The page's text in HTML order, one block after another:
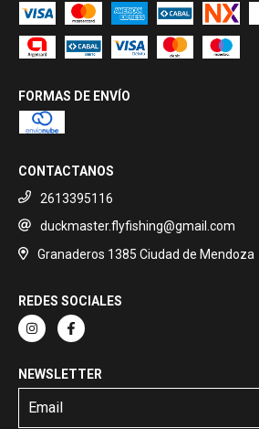
FORMAS DE ENVÍO
CONTACTANOS
2613395116
duckmaster.flyfishing@gmail.com
Granaderos 1385 Ciudad de Mendoza
REDES SOCIALES
NEWSLETTER